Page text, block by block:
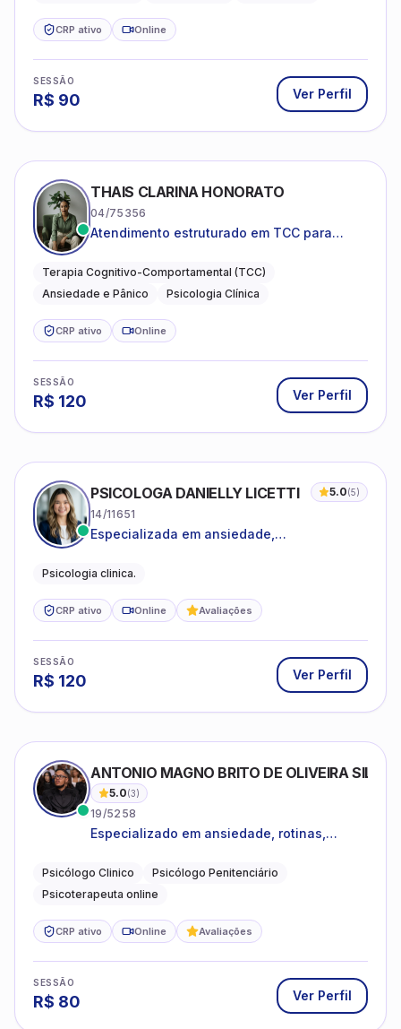
CRP ativo Online
SESSÃO
R$ 90 Ver Perfil
THAIS CLARINA HONORATO
04/75356
Atendimento estruturado em TCC para
excessiva
Terapia Cognitivo-Comportamental (TCC)
Ansiedade e Pânico
Psicologia Clínica
CRP ativo Online
SESSÃO
R$ 120 Ver Perfil
PSICOLOGA DANIELLY LICETTI 5.0(5)
14/11651
Especializada em ansiedade,
Psicologia clinica.
CRP ativo Online Avaliações
SESSÃO
R$ 120 Ver Perfil
ANTONIO MAGNO BRITO DE OLIVEIRA SILVA
5.0(3)
19/5258
Especializado em ansiedade, rotinas,
familiares e questões comportamentais.
Psicólogo Clinico
Psicólogo Penitenciário
Psicoterapeuta online
CRP ativo Online Avaliações
SESSÃO
R$ 80 Ver Perfil